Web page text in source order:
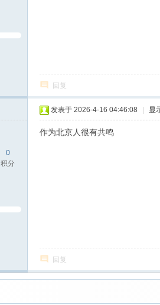
回复
0
积分
发表于 2026-4-16 04:46:08 显
作为北京人很有共鸣
回复